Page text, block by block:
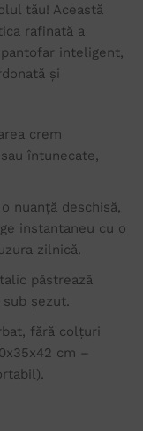
tău! Această
rafinată a
inteligent,
și
crem
întunecate,
nuanță deschisă,
instantaneu cu o
zilnică.
păstrează
șezut.
fără colțuri
cm –